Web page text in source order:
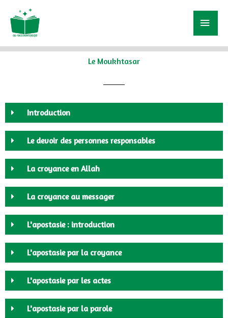
contenu
Le Moukhtasar
Introduction
Le devoir des personnes responsables
La croyance en Allah
La croyance au messager
L'apostasie : introduction
L'apostasie par la croyance
L'apostasie par les actes
L'apostasie par la parole